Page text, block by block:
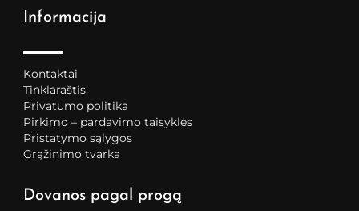
Informacija
Kontaktai
Tinklaraštis
Privatumo politika
Pirkimo – pardavimo taisyklės
Pristatymo sąlygos
Grąžinimo tvarka
Dovanos pagal progą